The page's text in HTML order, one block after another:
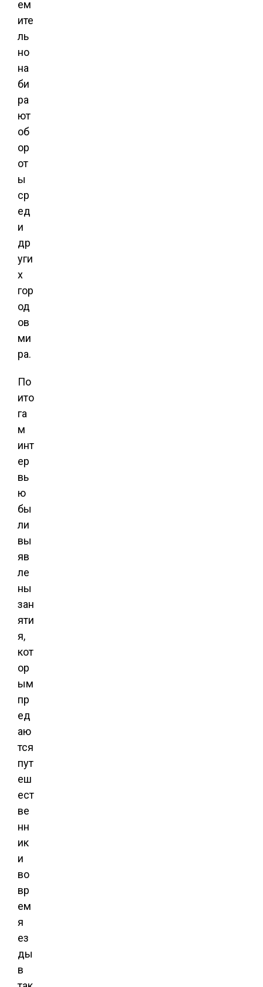
ем
ите
ль
но
на
би
ра
ют
об
ор
от
ы
ср
ед
и
др
уги
х
гор
од
ов
ми
ра.
По
ито
га
м
инт
ер
вь
ю
бы
ли
вы
яв
ле
ны
зан
яти
я,
кот
ор
ым
пр
ед
аю
тся
пут
еш
ест
ве
нн
ик
и
во
вр
ем
я
ез
ды
в